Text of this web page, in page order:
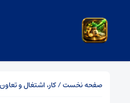
صفحه نخست/کار، اشتغال و تعاون